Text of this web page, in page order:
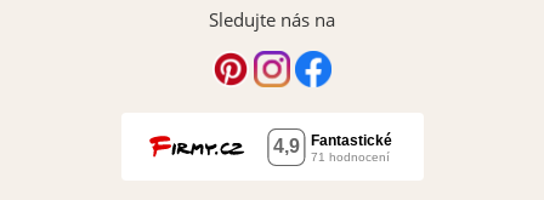
Sledujte nás na